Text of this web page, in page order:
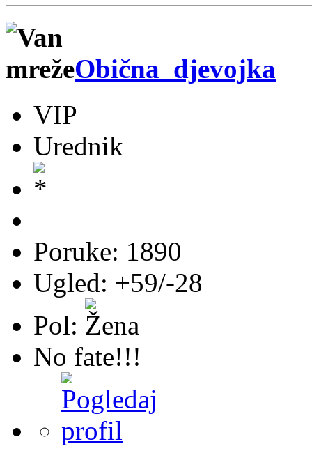
Obična_djevojka
VIP
Urednik
Poruke: 1890
Ugled: +59/-28
Pol:
No fate!!!